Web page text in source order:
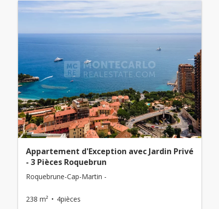
Appartement d'Exception avec Jardin Privé
- 3 Pièces Roquebrun
Roquebrune-Cap-Martin -
238 m² 4pièces